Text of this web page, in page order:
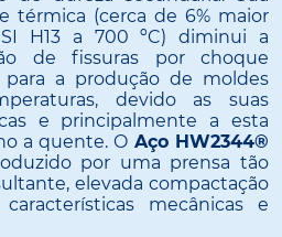
térmica (cerca de 6% maior
H13 a 700 ºC) diminui a
de fissuras por choque
a produção de moldes
devido as suas
e principalmente a esta
a quente. O Aço HW2344®
por uma prensa tão
elevada compactação
mecânicas e